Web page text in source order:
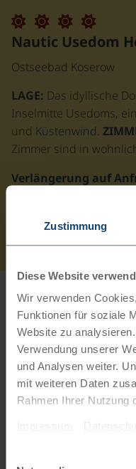
Zustimmung
Diese Website
Wir verwenden
Funktionen für soziale
Website zu
Verwendung unserer
und Analysen weiter.
mit weiteren Daten
Rahmen Ihrer Nutzung
Impressum
Nautic Usedom
Ostseebad Koserow
LAGE: Das idyllische
Inselmitte Usedoms,
und Küstenwind.
Zimmer sind in
Verlängerung auf
Täglich
Gang-Menü im
INFO
Ihre Leihräder
Tourenrad